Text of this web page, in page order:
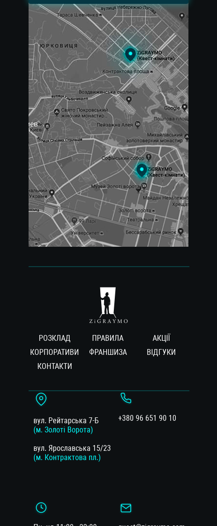
РОЗКЛАД ПРАВИЛА
АКЦІЇ
КОРПОРАТИВИ
ФРАНШИЗА
ВIДГУКИ
КОНТАКТИ
вул. Рейтарська 7-Б
(м. Золоті Ворота)
вул. Ярославська 15/23
(м. Контрактова пл.)
+380 96 651 90 10